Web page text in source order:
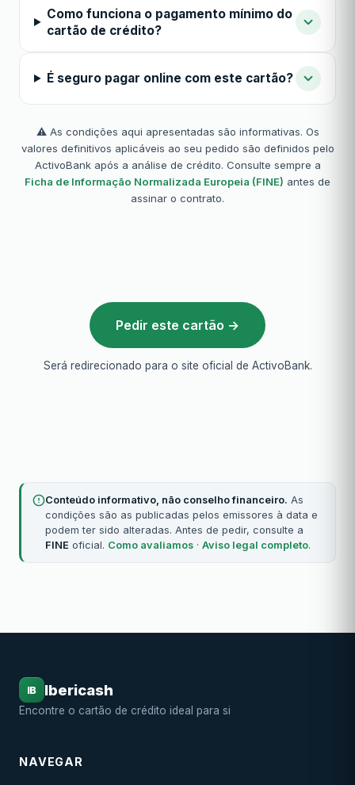
Como funciona o pagamento mínimo do
cartão de crédito?
É seguro pagar online com este cartão?
⚠️ As condições aqui apresentadas são informativas. Os
valores definitivos aplicáveis ao seu pedido são definidos pelo
ActivoBank após a análise de crédito. Consulte sempre a
Ficha de Informação Normalizada Europeia (FINE) antes de
assinar o contrato.
Pedir este cartão →
Será redirecionado para o site oficial de ActivoBank.
Conteúdo informativo, não conselho financeiro. As
condições são as publicadas pelos emissores à data e
podem ter sido alteradas. Antes de pedir, consulte a
FINE oficial. Como avaliamos · Aviso legal completo.
IB Ibericash
Encontre o cartão de crédito ideal para si
NAVEGAR